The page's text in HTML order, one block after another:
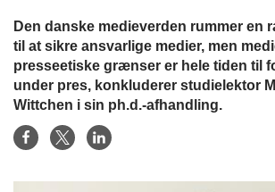
Den danske medieverden rummer en
til at sikre ansvarlige medier, men
presseetiske grænser er hele tiden til
under pres, konkluderer studielektor
Wittchen i sin ph.d.-afhandling.